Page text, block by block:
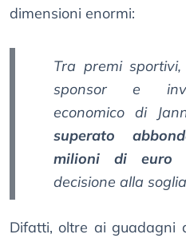
dimensioni enormi:
Tra premi
sponsor e
economico di
superato
milioni di euro
decisione alla
Difatti, oltre ai guadagni